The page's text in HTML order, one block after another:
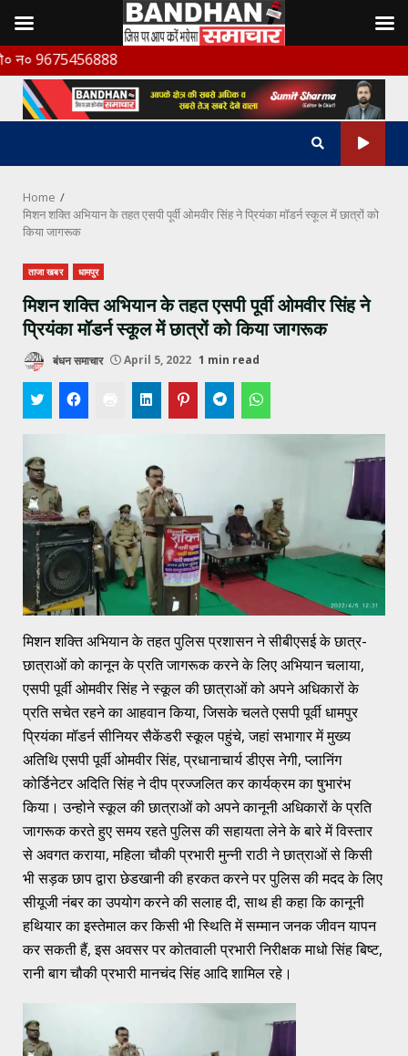
Skip
to
content
Home
मिशन शक्ति अभियान के तहत एसपी पूर्वी ओमवीर सिंह ने प्रियंका मॉडर्न स्कूल में छात्रों को
किया जागरूक
ताजा खबर धामपुर
मिशन शक्ति अभियान के तहत एसपी पूर्वी ओमवीर सिंह ने
प्रियंका मॉडर्न स्कूल में छात्रों को किया जागरूक
बंधन समाचार April 5, 2022 1 min read
मिशन शक्ति अभियान के तहत पुलिस प्रशासन ने सीबीएसई के छात्र-
छात्राओं को कानून के प्रति जागरूक करने के लिए अभियान चलाया,
एसपी पूर्वी ओमवीर सिंह ने स्कूल की छात्राओं को अपने अधिकारों के
प्रति सचेत रहने का आहवान किया, जिसके चलते एसपी पूर्वी धामपुर
प्रियंका मॉडर्न सीनियर सैकेंडरी स्कूल पहुंचे, जहां सभागार में मुख्य
अतिथि एसपी पूर्वी ओमवीर सिंह, प्रधानाचार्य डीएस नेगी, प्लानिंग
कोर्डिनेटर अदिति सिंह ने दीप प्रज्जलित कर कार्यक्रम का षुभारंभ
किया। उन्होने स्कूल की छात्राओं को अपने कानूनी अधिकारों के प्रति
जागरूक करते हुए समय रहते पुलिस की सहायता लेने के बारे में विस्तार
से अवगत कराया, महिला चौकी प्रभारी मुन्नी राठी ने छात्राओं से किसी
भी सड़क छाप द्वारा छेडखानी की हरकत करने पर पुलिस की मदद के लिए
सीयूजी नंबर का उपयोग करने की सलाह दी, साथ ही कहा कि कानूनी
हथियार का इस्तेमाल कर किसी भी स्थिति में सम्मान जनक जीवन यापन
कर सकती हैं, इस अवसर पर कोतवाली प्रभारी निरीक्षक माधो सिंह बिष्ट,
रानी बाग चौकी प्रभारी मानचंद सिंह आदि शामिल रहे।